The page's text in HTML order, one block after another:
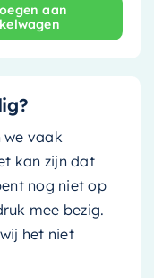
30cm - linen (off
aan
we vaak
kan zijn dat
nog niet op
mee bezig.
het niet